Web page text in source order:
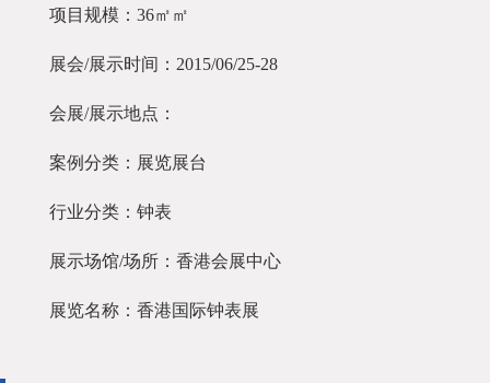
项目规模：36㎡㎡
展会/展示时间：2015/06/25-28
会展/展示地点：
案例分类：展览展台
行业分类：钟表
展示场馆/场所：香港会展中心
展览名称：香港国际钟表展